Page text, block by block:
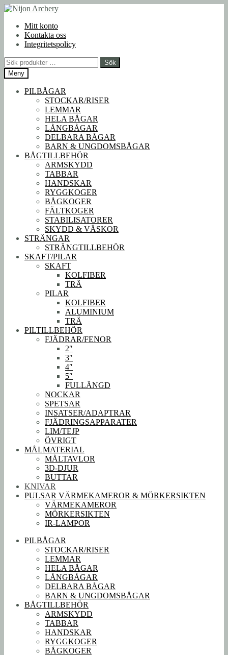
Hoppa
navigering
Hoppa
innehållMitt konto
Kontakta oss
Integritetspolicy
Sök
efter:
Sök
Meny
PILBÅGAR
STOCKAR/RISER
LEMMAR
HELA BÅGAR
LÅNGBÅGAR
DELBARA BÅGAR
BARN & UNGDOMSBÅGAR
BÅGTILLBEHÖR
ARMSKYDD
TABBAR
HANDSKAR
RYGGKOGER
BÅGKOGER
FÄLTKOGER
STABILISATORER
SKYDD & VÄSKOR
STRÄNGAR
STRÄNGTILLBEHÖR
SKAFT/PILAR
SKAFT
KOLFIBER
TRÄ
PILAR
KOLFIBER
ALUMINIUM
TRÄ
PILTILLBEHÖR
FJÄDRAR/FENOR
2″
3″
4″
5″
FULLÄNGD
NOCKAR
SPETSAR
INSATSER/ADAPTRAR
FJÄDRINGSAPPARATER
LIM/TEJP
ÖVRIGT
MÅLMATERIAL
MÅLTAVLOR
3D-DJUR
BUTTAR
KNIVAR
PULSAR VÄRMEKAMEROR & MÖRKERSIKTEN
VÄRMEKAMEROR
MÖRKERSIKTEN
IR-LAMPOR
PILBÅGAR
STOCKAR/RISER
LEMMAR
HELA BÅGAR
LÅNGBÅGAR
DELBARA BÅGAR
BARN & UNGDOMSBÅGAR
BÅGTILLBEHÖR
ARMSKYDD
TABBAR
HANDSKAR
RYGGKOGER
BÅGKOGER